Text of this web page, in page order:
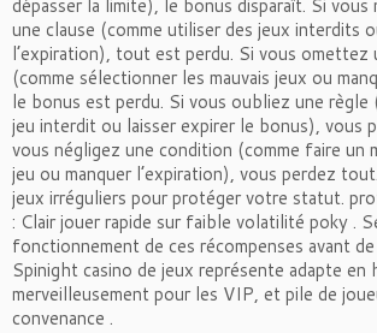
dépasser la limite), le bonus disparaît. Si vous
une clause (comme utiliser des jeux interdits
l’expiration), tout est perdu. Si vous omettez
(comme sélectionner les mauvais jeux ou
le bonus est perdu. Si vous oubliez une règle
jeu interdit ou laisser expirer le bonus), vous
vous négligez une condition (comme faire un
jeu ou manquer l’expiration), vous perdez
jeux irréguliers pour protéger votre statut.
: Clair jouer rapide sur faible volatilité poky .
fonctionnement de ces récompenses avant de
Spinight casino de jeux représente adapte en
merveilleusement pour les VIP, et pile de
convenance .